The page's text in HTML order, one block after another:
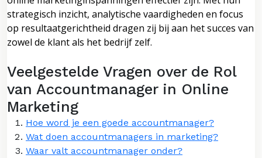
strategisch inzicht, analytische vaardigheden en focus
op resultaatgerichtheid dragen zij bij aan het succes van
zowel de klant als het bedrijf zelf.
Veelgestelde Vragen over de Rol
van Accountmanager in Online
Marketing
Hoe word je een goede accountmanager?
Wat doen accountmanagers in marketing?
Waar valt accountmanager onder?